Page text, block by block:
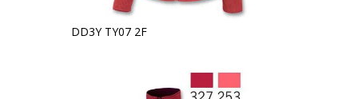
DD3Y TY07 2F